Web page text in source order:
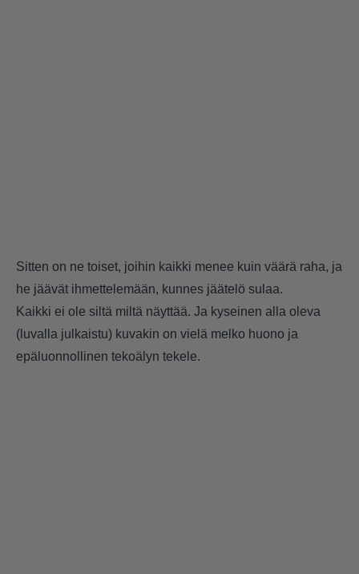
Sitten on ne toiset, joihin kaikki menee kuin väärä raha, ja
he jäävät ihmettelemään, kunnes jäätelö sulaa.
Kaikki ei ole siltä miltä näyttää. Ja kyseinen alla oleva
(luvalla julkaistu) kuvakin on vielä melko huono ja
epäluonnollinen tekoälyn tekele.